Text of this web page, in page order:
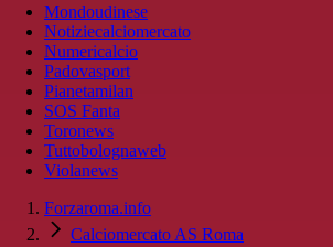
Mondoudinese
Notiziecalciomercato
Numericalcio
Padovasport
Pianetamilan
SOS Fanta
Toronews
Tuttobolognaweb
Violanews
Forzaroma.info
Calciomercato AS Roma